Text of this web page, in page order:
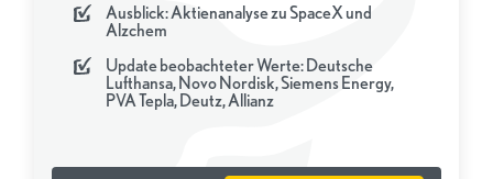
Ausblick: Aktienanalyse zu SpaceX und
Alzchem
Update beobachteter Werte: Deutsche
Lufthansa, Novo Nordisk, Siemens Energy,
PVA Tepla, Deutz, Allianz